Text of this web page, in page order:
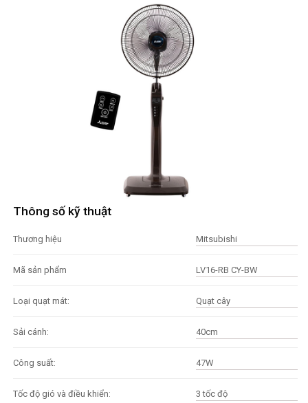
Thông số kỹ thuật
Thương hiệu Mitsubishi
Mã sản phẩm LV16-RB CY-BW
Loại quạt mát: Quạt cây
Sải cánh: 40cm
Công suất: 47W
Tốc độ gió và điều khiển: 3 tốc độ